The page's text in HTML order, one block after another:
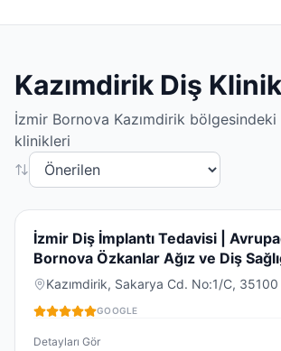
Kazımdirik Diş
İzmir Bornova Kazımdirik
klinikleri
İ
DIŞ KLINIĞI
İzmir Diş İmplantı Tedavisi |
Bornova Özkanlar Ağız ve Diş
Kazımdirik, Sakarya Cd. No:1/C,
Türkiye
GOOGLE
Detayları Gör